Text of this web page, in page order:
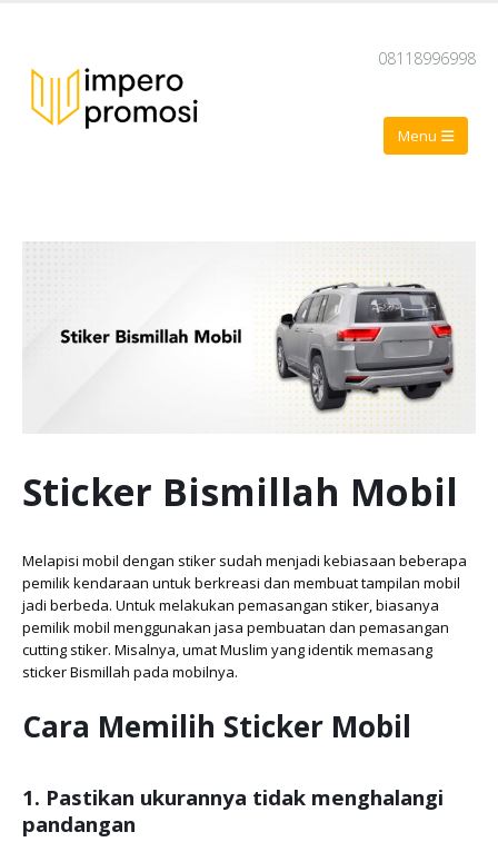
08118996998
Sticker Bismillah Mobil
Melapisi mobil dengan stiker sudah menjadi kebiasaan beberapa
pemilik kendaraan untuk berkreasi dan membuat tampilan mobil
jadi berbeda. Untuk melakukan pemasangan stiker, biasanya
pemilik mobil menggunakan jasa pembuatan dan pemasangan
cutting stiker. Misalnya, umat Muslim yang identik memasang
sticker Bismillah pada mobilnya.
Cara Memilih Sticker Mobil
1. Pastikan ukurannya tidak menghalangi
pandangan